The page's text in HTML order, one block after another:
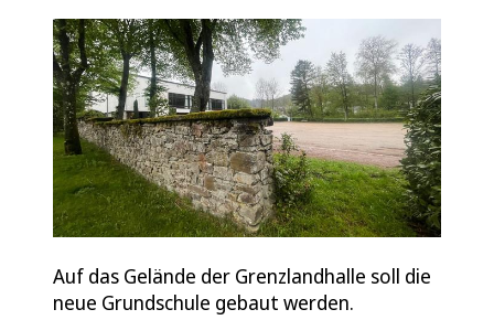
Auf das Gelände der Grenzlandhalle soll die
neue Grundschule gebaut werden.